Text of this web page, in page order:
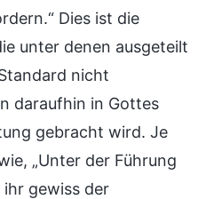
Dies ist die
unter denen ausgeteilt
nicht
daraufhin in Gottes
gebracht wird. Je
„Unter der Führung
gewiss der